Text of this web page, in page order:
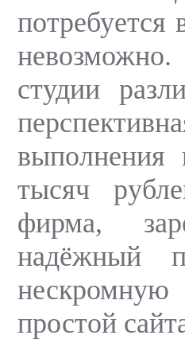
потребуется
студии
выполнения
тысяч
фирма,
надёжный
простой